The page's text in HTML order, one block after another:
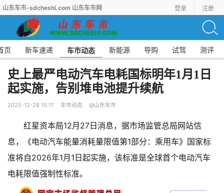
山东车市-sdcheshi.com 山东车市网 登录 注册
页 新车速递 车市动态 新能源 导购 试驾 测评
史上最严电动汽车电耗国标明年1月1日
起实施，告别堆电池提升续航
2025-12-28 15:17 车市动态 @山东车市
红星资本局12月27日消息，据市场监管总局网站信
息，《电动汽车能量消耗量限值第1部分：乘用车》国家标
准将自2026年1月1日起实施，该标准是全球首个电动汽车
电耗限值强制性标准。